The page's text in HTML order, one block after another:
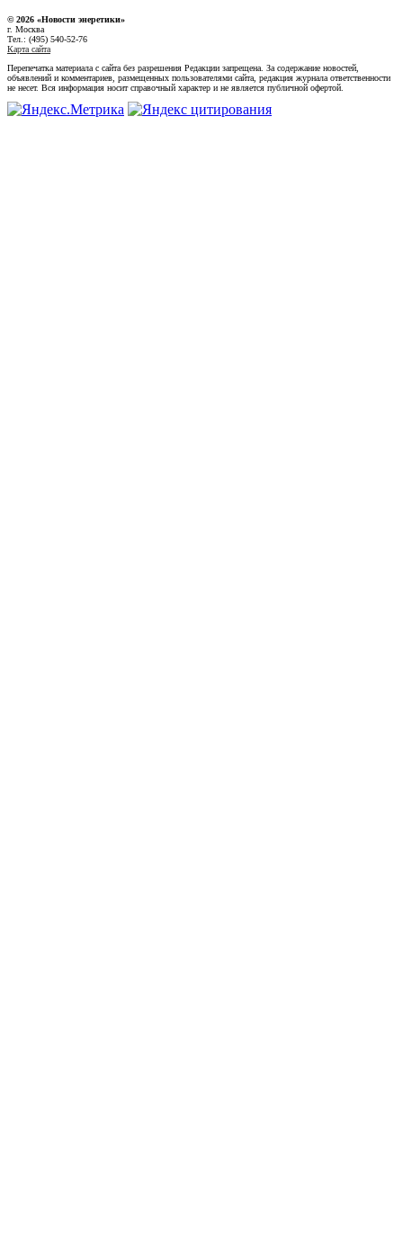
© 2026 «Новости энеретики»
г. Москва
Тел.: (495) 540-52-76
Карта сайта
Перепечатка материала с сайта без разрешения Редакции запрещена. За содержание новостей,
объявлений и комментариев, размещенных пользователями сайта, редакция журнала ответственности
не несет. Вся информация носит справочный характер и не является публичной офертой.